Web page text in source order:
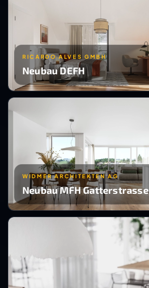
RICARDO ALVES GMBH
Neubau DEFH
WIDMER ARCHITEKTEN AG
Neubau MFH Gatterstrasse